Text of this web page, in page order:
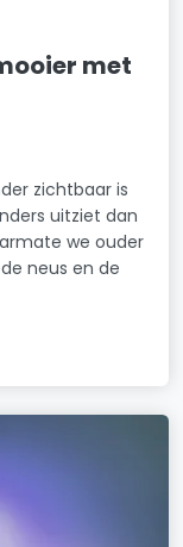
met
zichtbaar is
uitziet dan
we ouder
neus en de